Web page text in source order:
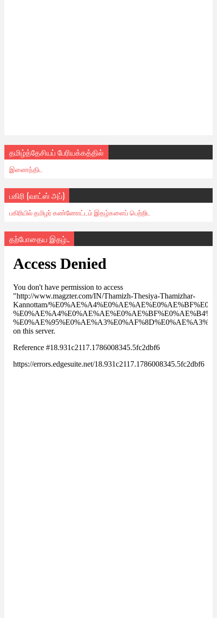
தமிழ்த்தேசியப் பேரியக்கத்தில்
இணைந்திட
பகிரி (வாட்ஸ் அப்)
பகிரியில் தமிழர் கண்ணோட்டம் இதழ்களைப் பெற்றிட
தற்போதைய இதழ்..